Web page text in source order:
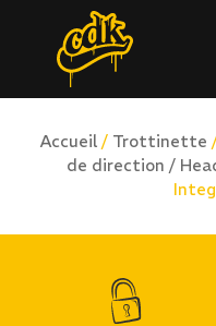
Accueil / Trottinette
de direction /